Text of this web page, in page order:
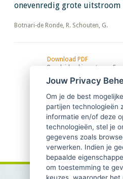
onevenredig grote uitstroom
​​​​​​​Botnari-de Ronde, R. Schouten, G.
Download PDF
Begeleidend investeren.
samenspel met beginnende
beroepskrachten
Jouw Privacy
Om je de best
partijen technologieën
informatie en/of deze
technologieën, stel je
gegevens zoals
verwerken. Indien je
bepaalde
om toestemming te